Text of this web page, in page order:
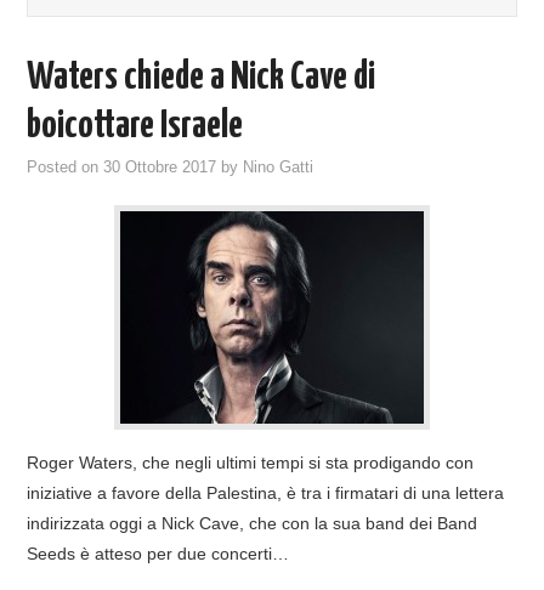
SYD BARRETT – ALLE SOGLIE
DELL’ALBA
DISCOGRAFIA
LINKS
CONTATTI
Waters chiede a Nick Cave di
boicottare Israele
Posted on 30 Ottobre 2017 by Nino Gatti
Roger Waters, che negli ultimi tempi si sta prodigando con
iniziative a favore della Palestina, è tra i firmatari di una lettera
indirizzata oggi a Nick Cave, che con la sua band dei Band
Seeds è atteso per due concerti…